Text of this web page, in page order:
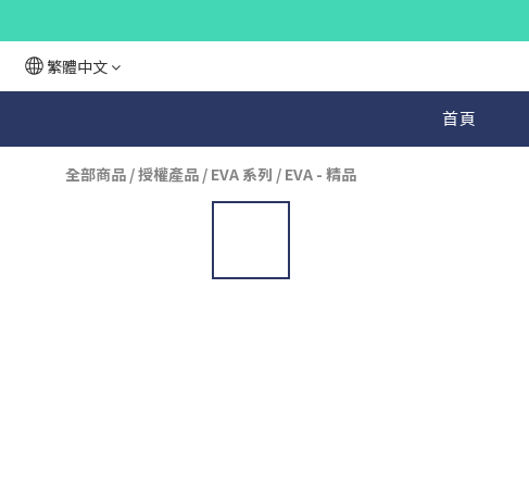
繁體中文
首頁
全部商品 /授權產品 / EVA 系列 / EVA - 精品